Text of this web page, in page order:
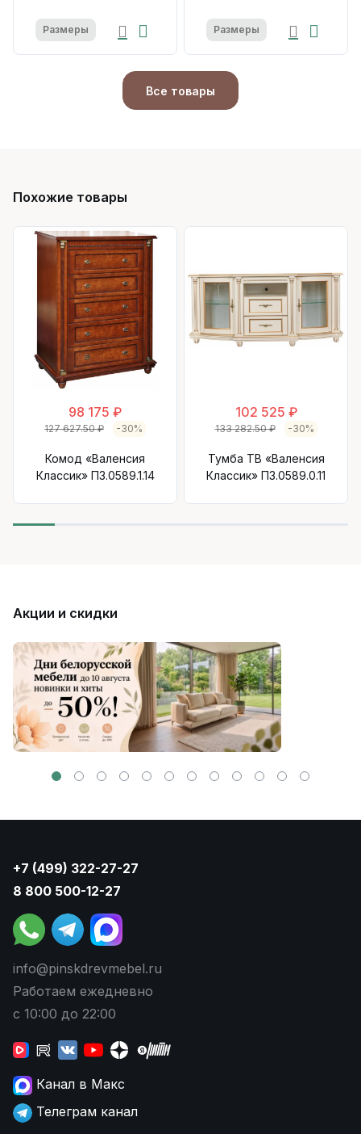
Размеры Размеры
Все товары
Похожие товары
98 175 ₽
127 627.50 ₽ -30%
Комод «Валенсия
Классик» П3.0589.1.14
102 525 ₽
133 282.50 ₽ -30%
Тумба ТВ «Валенсия
Классик» П3.0589.0.11
Акции и скидки
+7 (499) 322-27-27
8 800 500-12-27
info@pinskdrevmebel.ru
Работаем ежедневно
с 10:00 до 22:00
Канал в Макс
Телеграм канал